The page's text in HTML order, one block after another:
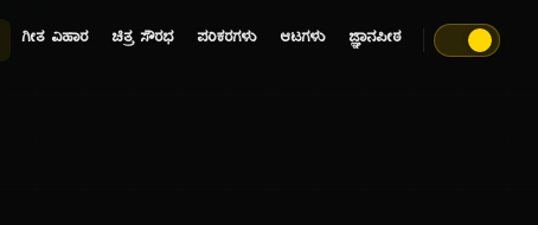
ಗೀತ ವಿಹಾರ ಚಿತ್ರ ಸೌರಭ ಪರಿಕರಗಳು ಆಟಗಳು ಜ್ಞಾನಪೀಠ